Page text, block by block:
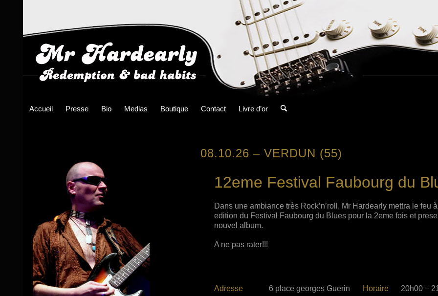
Accueil Presse Bio Medias Boutique Contact Livre d’or
08.10.26 – VERDUN (55)
12eme Festival Faubourg du
Dans une ambiance très Rock’n’roll, Mr Hardearly mettra le feu
edition du Festival Faubourg du Blues pour la 2eme fois et
nouvel album.
A ne pas rater!!!
Adresse 6 place georges Guerin Horaire 20h00 –